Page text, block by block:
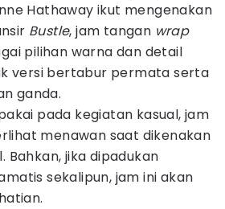
Hathaway ikut mengenakan
Bustle, jam tangan wrap
pilihan warna dan detail
versi bertabur permata serta
ganda.
pada kegiatan kasual, jam
menawan saat dikenakan
jika dipadukan
sekalipun, jam ini akan